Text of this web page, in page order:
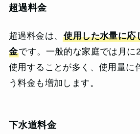
超過料金
超過料金は、使用した水量に応
金です。一般的な家庭では月に
使用することが多く、使用量に
う料金も増加します。
下水道料金